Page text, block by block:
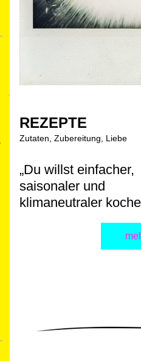
REZEPTE
Zutaten, Zubereitung, Liebe
„Du willst einfacher,
saisonaler und
klimaneutraler